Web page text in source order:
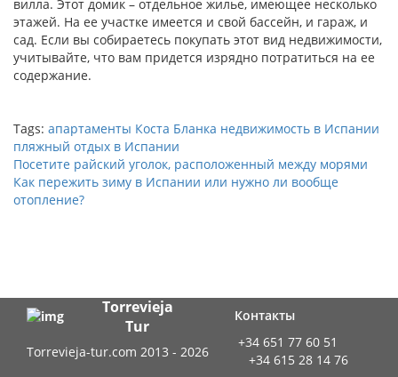
вилла. Этот домик – отдельное жилье, имеющее несколько
этажей. На ее участке имеется и свой бассейн, и гараж, и
сад. Если вы собираетесь покупать этот вид недвижимости,
учитывайте, что вам придется изрядно потратиться на ее
содержание.
Tags: апартаменты Коста Бланка недвижимость в Испании
пляжный отдых в Испании
Посетите райский уголок, расположенный между морями
Как пережить зиму в Испании или нужно ли вообще
отопление?
Torrevieja
Tur
Torrevieja-tur.com 2013 - 2026
Контакты
+34 651 77 60 51
+34 615 28 14 76